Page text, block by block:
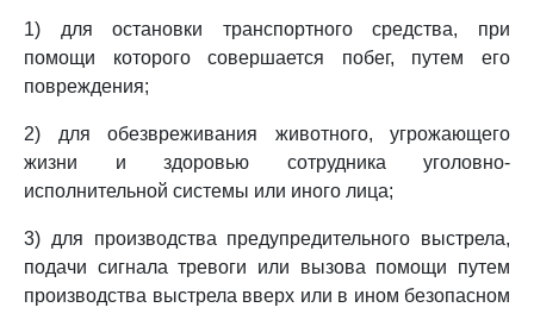
1) для остановки транспортного средства, при
помощи которого совершается побег, путем его
повреждения;
2) для обезвреживания животного, угрожающего
жизни и здоровью сотрудника уголовно-
исполнительной системы или иного лица;
3) для производства предупредительного выстрела,
подачи сигнала тревоги или вызова помощи путем
производства выстрела вверх или в ином безопасном